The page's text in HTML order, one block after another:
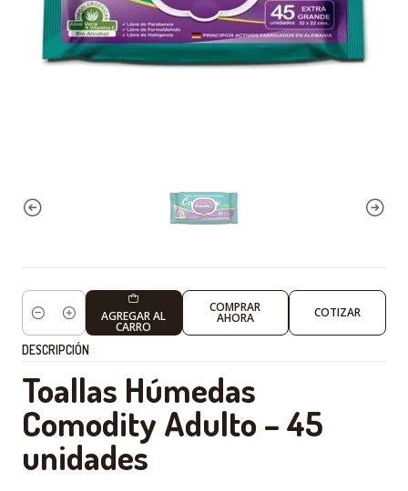
Cantidad AGREGAR AL
CARRO
COMPRAR
AHORA COTIZAR
DESCRIPCIÓN
Toallas Húmedas
Comodity Adulto – 45
unidades